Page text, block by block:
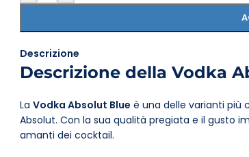
Descrizione
Descrizione della Vodka
LaVodka Absolut Blue è una delle varianti più
Absolut. Con la sua qualità pregiata e il gusto
amanti dei cocktail.